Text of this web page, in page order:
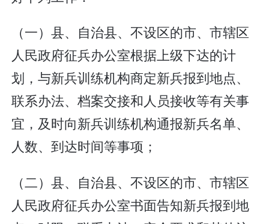
（一）县、自治县、不设区的市、市辖区
人民政府征兵办公室根据上级下达的计
划，与新兵训练机构商定新兵报到地点、
联系办法、档案交接和人员接收等有关事
宜，及时向新兵训练机构通报新兵名单、
人数、到达时间等事项；
（二）县、自治县、不设区的市、市辖区
人民政府征兵办公室书面告知新兵报到地